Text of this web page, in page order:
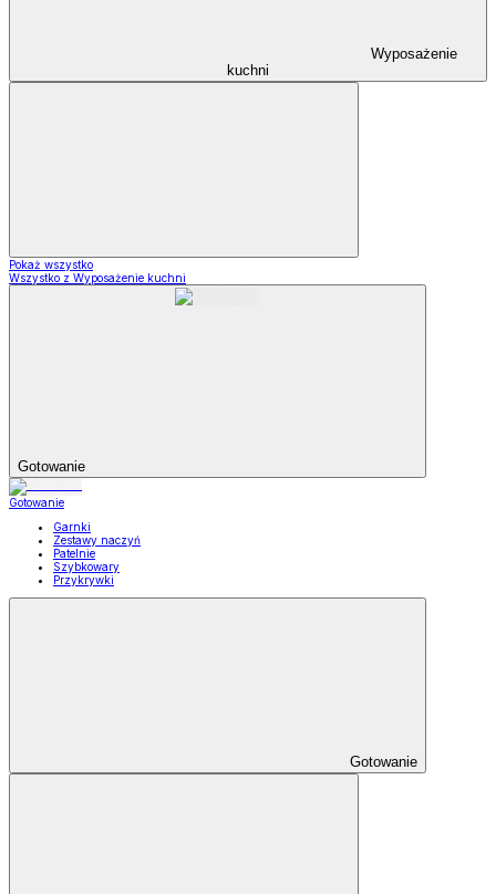
Wyposażenie
kuchni
Pokaż wszystko
Wszystko z Wyposażenie kuchni
Gotowanie
Gotowanie
Garnki
Zestawy naczyń
Patelnie
Szybkowary
Przykrywki
Gotowanie